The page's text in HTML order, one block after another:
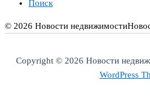
Поиск
© 2026 Новости недвижимости
Copyright © 2026 Новости
WordPress